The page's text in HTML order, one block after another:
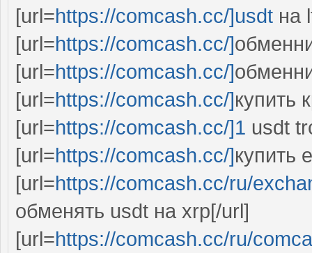
[url=https://comcash.cc/]usdt на
[url=https://comcash.cc/]
[url=https://comcash.cc/]
[url=https://comcash.cc/]купить
[url=https://comcash.cc/]1 usdt
[url=https://comcash.cc/]купить
[url=https://comcash.cc/ru/
обменять usdt на xrp[/url]
[url=https://comcash.cc/ru/